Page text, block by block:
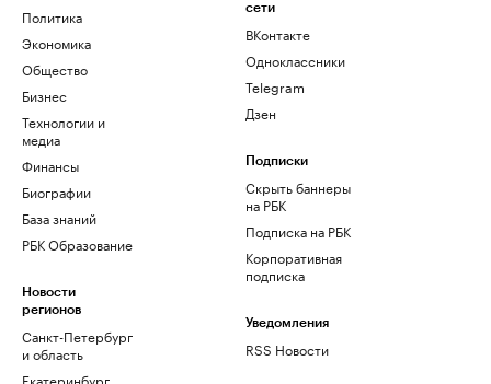
Политика
Экономика
Общество
Бизнес
Технологии и
медиа
Финансы
Биографии
База знаний
РБК Образование
Новости
регионов
Санкт-Петербург
и область
Екатеринбург
сети
ВКонтакте
Одноклассники
Telegram
Дзен
Подписки
Скрыть баннеры
на РБК
Подписка на РБК
Корпоративная
подписка
Уведомления
RSS Новости